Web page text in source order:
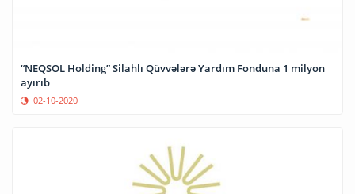
“NEQSOL Holding” Silahlı Qüvvələrə Yardım Fonduna 1 milyon
ayırıb
02-10-2020